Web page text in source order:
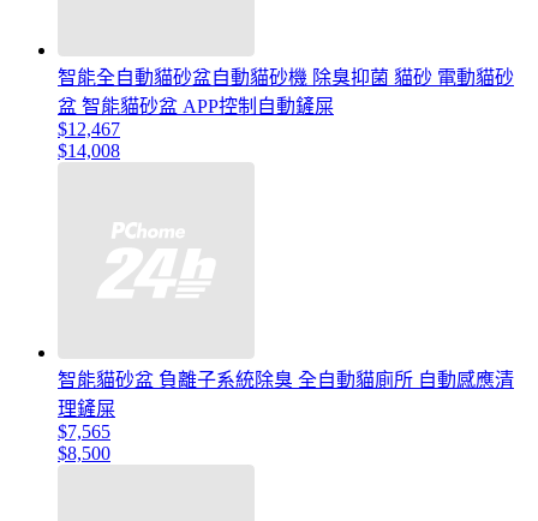
智能全自動貓砂盆自動貓砂機 除臭抑菌 貓砂 電動貓砂
盆 智能貓砂盆 APP控制自動鏟屎
$12,467
$14,008
智能貓砂盆 負離子系統除臭 全自動貓廁所 自動感應清
理鏟屎
$7,565
$8,500